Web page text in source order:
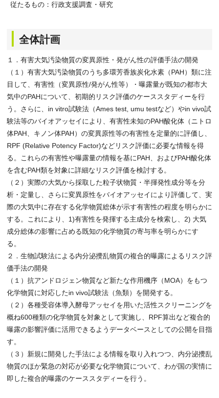
従たるもの：行政支援調査・研究
全体計画
１．有害大気汚染物質の変異原性・発がん性の評価手法の開発
（１）有害大気汚染物質のうち多環芳香族炭化水素（PAH）類に注
目して、有害性（変異原性/発がん性等）・曝露量が既知の都市大
気中のPAHについて、初期的リスク評価のケーススタディーを行
う。さらに、in vitro試験法（Ames test, umu testなど）やin vivo試
験法等のバイオアッセイにより、有害性未知のPAH酸化体（ニトロ
体PAH、キノン体PAH）の変異原性等の有害性を定量的に評価し、
RPF (Relative Potency Factor)などリスク評価に必要な情報を得
る。これらの有害性や曝露量の情報を基にPAH、およびPAH酸化体
を含むPAH類を対象に詳細なリスク評価を検討する。
（２）実際の大気から採取した粒子状物質・半揮発性成分等を分
析・定量し、さらに変異原性をバイオアッセイにより評価して、実
際の大気中に存在する化学物質総体が示す有害性の程度を明らかに
する。これにより、1)有害性を発揮する主成分を検索し、2) 大気
成分総体の影響に占める既知の化学物質の寄与率を明らかにす
る。
２．生物試験法による内分泌攪乱物質の複合的曝露によるリスク評
価手法の開発
（１）抗アンドロジェン物質など新たな作用機序（MOA）をもつ
化学物質に対応したin vivo試験法（魚類）を開発する。
（２）各種受容体導入酵母アッセイを用いた活性スクリーニングを
概ね600種類の化学物質を対象として実施し、RPF算出など複合的
曝露の影響評価に活用できるようデータベースとしての公開を目指
す。
（３）新規に開発した手法による情報を取り入れつつ、内分泌攪乱
物質のほか緊急の対応が必要な化学物質について、わが国の実情に
即した複合的曝露のケーススタディーを行う。